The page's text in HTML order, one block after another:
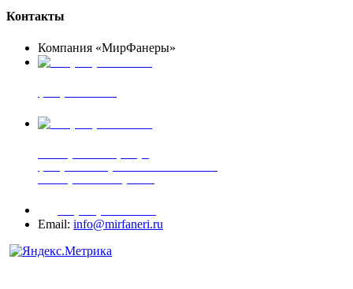
Контакты
Компания «МирФанеры»
Email: info@mirfaneri.ru